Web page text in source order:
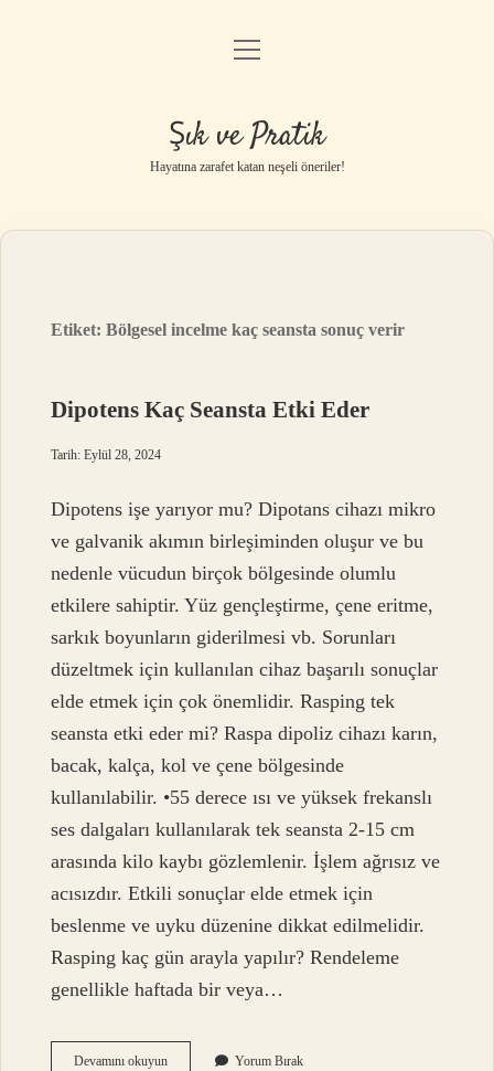
Anasayfa
Yasal Uyarı
menüyü
Şık ve Pratik
Hayatına zarafet katan neşeli öneriler!
Etiket:Bölgesel incelme kaç seansta sonuç verir
Dipotens Kaç Seansta Etki Eder
Tarih: Eylül 28, 2024
Dipotens işe yarıyor mu? Dipotans cihazı mikro
ve galvanik akımın birleşiminden oluşur ve bu
nedenle vücudun birçok bölgesinde olumlu
etkilere sahiptir. Yüz gençleştirme, çene eritme,
sarkık boyunların giderilmesi vb. Sorunları
düzeltmek için kullanılan cihaz başarılı sonuçlar
elde etmek için çok önemlidir. Rasping tek
seansta etki eder mi? Raspa dipoliz cihazı karın,
bacak, kalça, kol ve çene bölgesinde
kullanılabilir. •55 derece ısı ve yüksek frekanslı
ses dalgaları kullanılarak tek seansta 2-15 cm
arasında kilo kaybı gözlemlenir. İşlem ağrısız ve
acısızdır. Etkili sonuçlar elde etmek için
beslenme ve uyku düzenine dikkat edilmelidir.
Rasping kaç gün arayla yapılır? Rendeleme
genellikle haftada bir veya…
Devamını okuyunDipotens
Yorum Bırak